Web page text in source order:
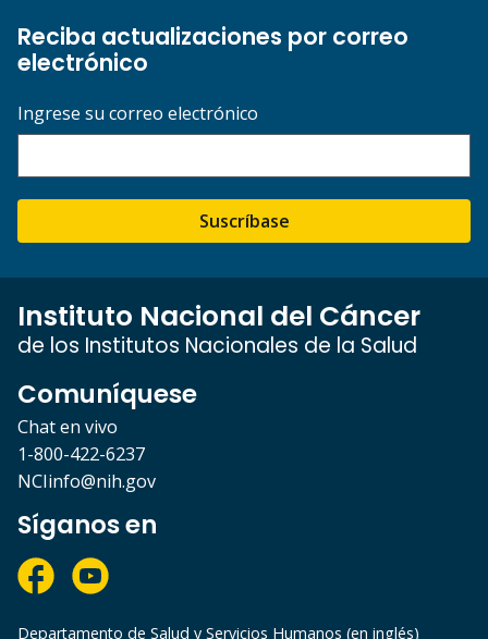
Reciba actualizaciones por correo
electrónico
Ingrese su correo electrónico
Suscríbase
Instituto Nacional del Cáncer
de los Institutos Nacionales de la Salud
Comuníquese
Chat en vivo
1-800-422-6237
NCIinfo@nih.gov
Síganos en
Departamento de Salud y Servicios Humanos (en inglés)